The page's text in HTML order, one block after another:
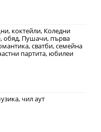
коктейли, Коледни
обяд, Пушачи, първа
сватби, семейна
партита, юбилеи
чил аут